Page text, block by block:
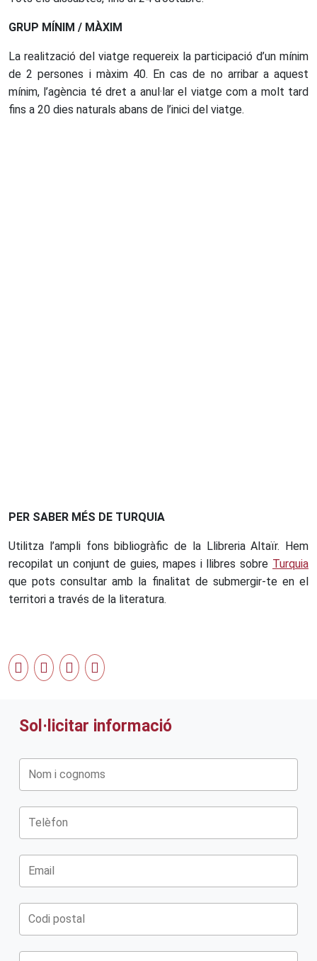
GRUP MÍNIM / MÀXIM
La realització del viatge requereix la participació d’un mínim
de 2 persones i màxim 40. En cas de no arribar a aquest
mínim, l’agència té dret a anul·lar el viatge com a molt tard
fins a 20 dies naturals abans de l’inici del viatge.
PER SABER MÉS DE TURQUIA
Utilitza l’ampli fons bibliogràfic de la Llibreria Altaïr. Hem
recopilat un conjunt de guies, mapes i llibres sobre Turquia
que pots consultar amb la finalitat de submergir-te en el
territori a través de la literatura.
Sol·licitar informació